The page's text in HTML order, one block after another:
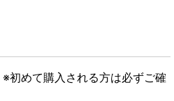
※初めて購入される方は必ずご確